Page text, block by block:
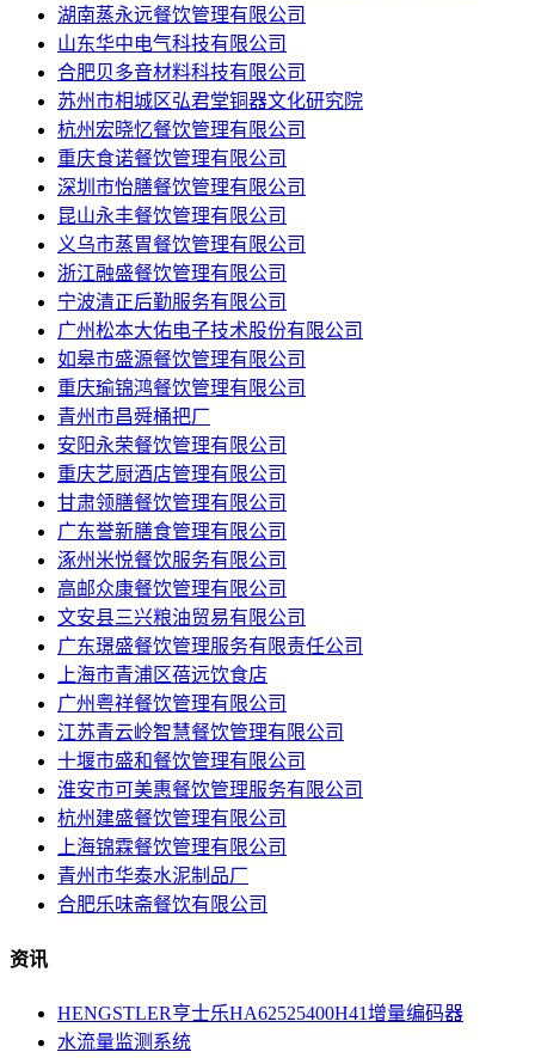
湖南蒸永远餐饮管理有限公司
山东华中电气科技有限公司
合肥贝多音材料科技有限公司
苏州市相城区弘君堂铜器文化研究院
杭州宏晓忆餐饮管理有限公司
重庆食诺餐饮管理有限公司
深圳市怡膳餐饮管理有限公司
昆山永丰餐饮管理有限公司
义乌市蒸胃餐饮管理有限公司
浙江融盛餐饮管理有限公司
宁波清正后勤服务有限公司
广州松本大佑电子技术股份有限公司
如皋市盛源餐饮管理有限公司
重庆瑜锦鸿餐饮管理有限公司
青州市昌舜桶把厂
安阳永荣餐饮管理有限公司
重庆艺厨酒店管理有限公司
甘肃领膳餐饮管理有限公司
广东誉新膳食管理有限公司
涿州米悦餐饮服务有限公司
高邮众康餐饮管理有限公司
文安县三兴粮油贸易有限公司
广东璟盛餐饮管理服务有限责任公司
上海市青浦区蓓远饮食店
广州粤祥餐饮管理有限公司
江苏青云岭智慧餐饮管理有限公司
十堰市盛和餐饮管理有限公司
淮安市可美惠餐饮管理服务有限公司
杭州建盛餐饮管理有限公司
上海锦霖餐饮管理有限公司
青州市华泰水泥制品厂
合肥乐味斋餐饮有限公司
资讯
HENGSTLER亨士乐HA62525400H41增量编码器
水流量监测系统